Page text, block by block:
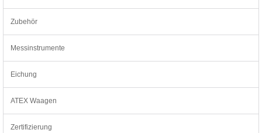
Zubehör
Messinstrumente
Eichung
ATEX Waagen
Zertifizierung